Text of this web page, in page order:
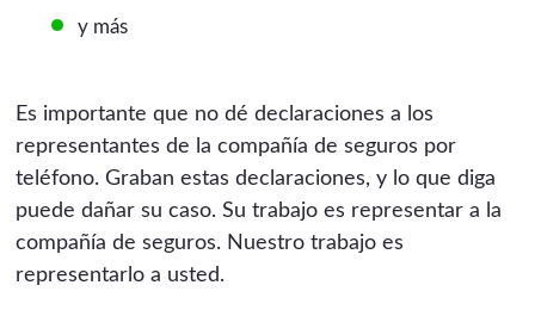
y más
Es importante que no dé declaraciones a los
representantes de la compañía de seguros por
teléfono. Graban estas declaraciones, y lo que diga
puede dañar su caso. Su trabajo es representar a la
compañía de seguros. Nuestro trabajo es
representarlo a usted.